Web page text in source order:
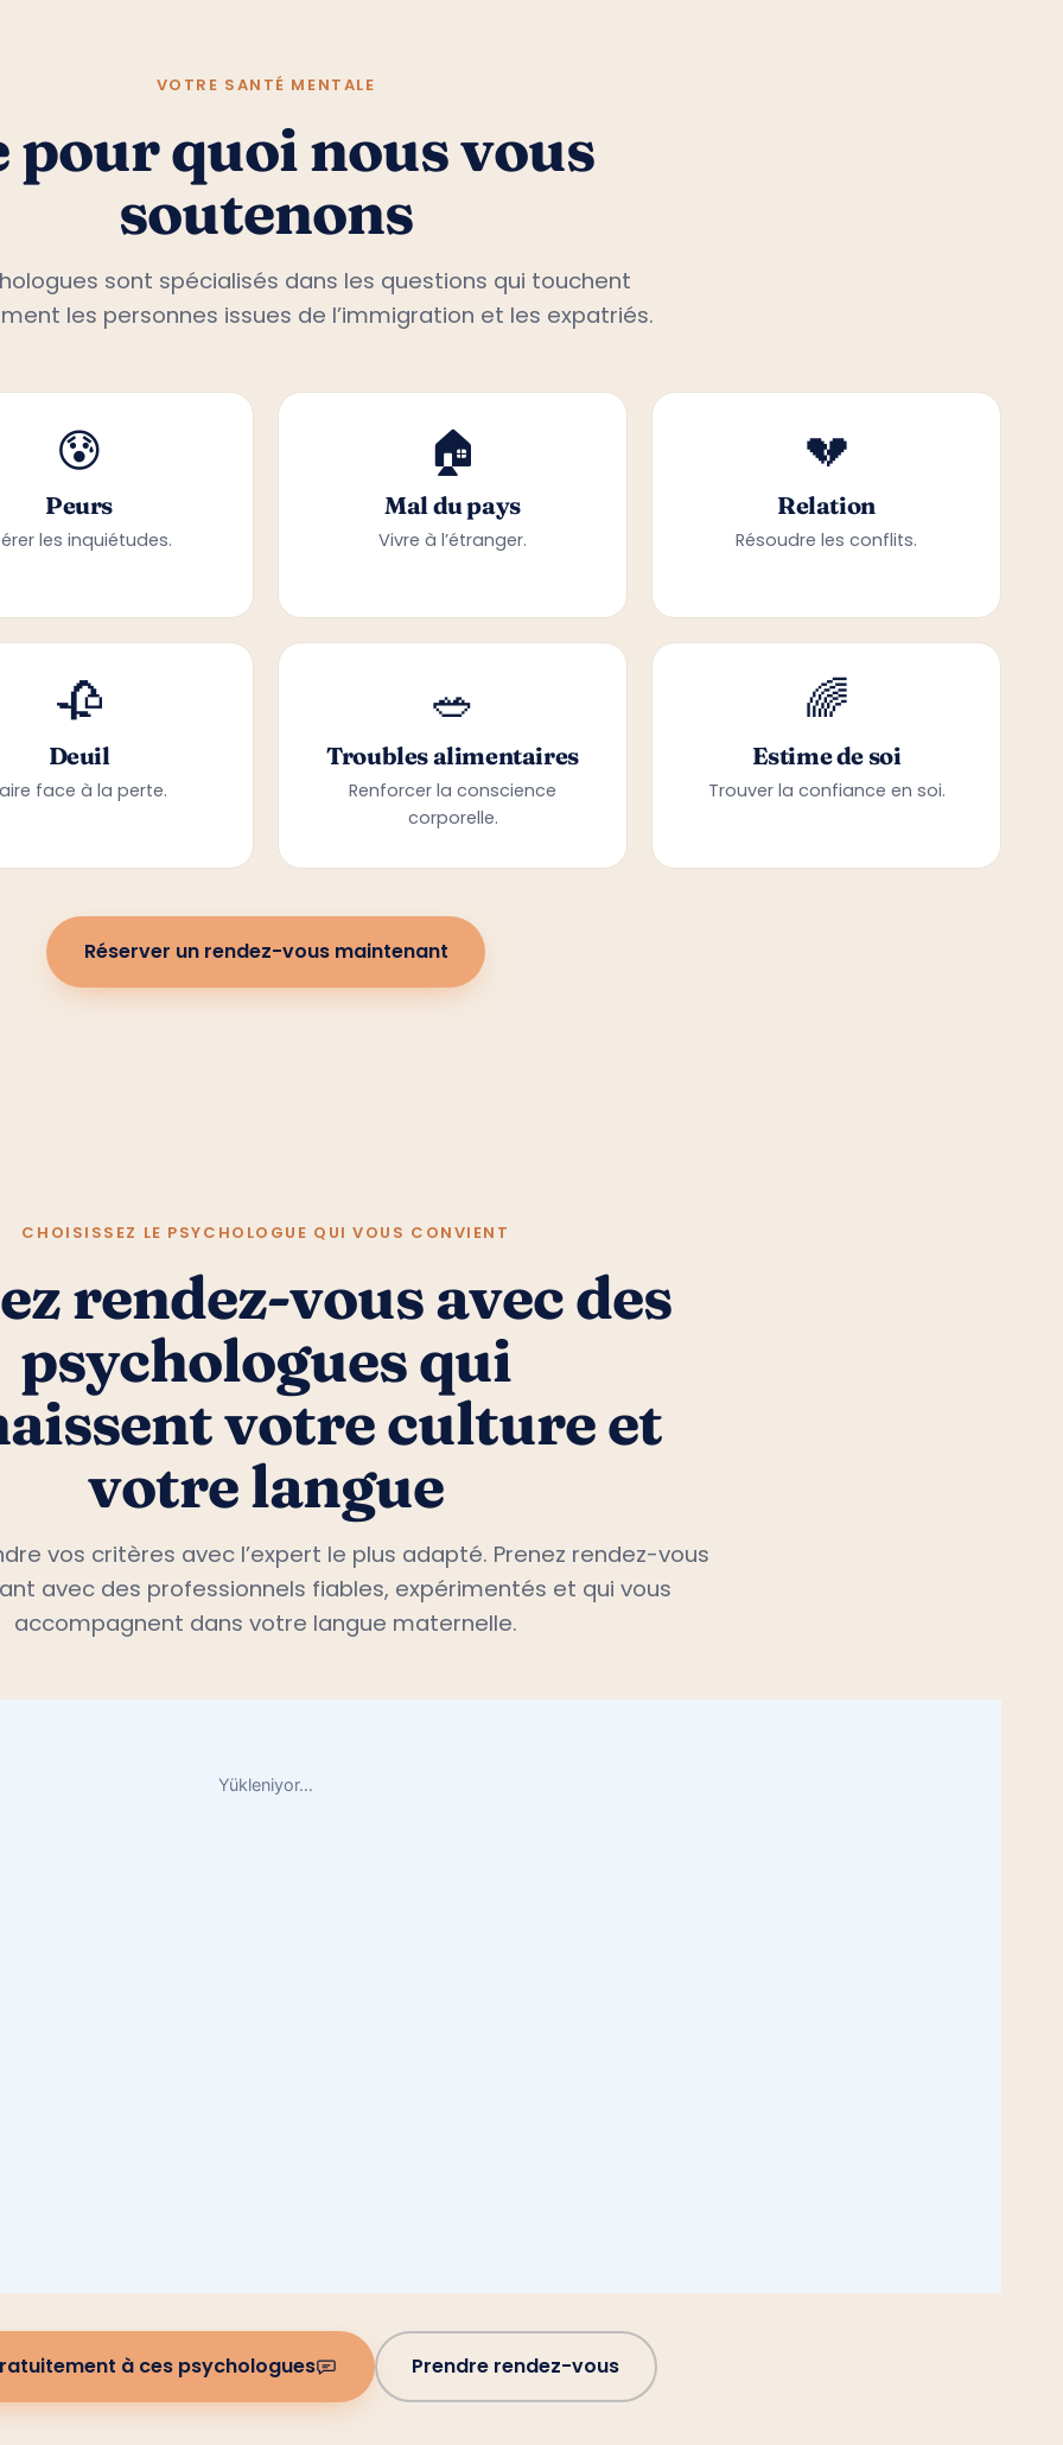
pour quoi nous vous
soutenons
sont spécialisés dans les questions qui touchent
😰
Peurs
🏠
Mal du pays
💔
Relation
🥀
Deuil
🥗
Troubles alimentaires
Renforcer la conscience
🌈
Estime de soi
Réserver un rendez-vous maintenant
rendez-vous avec des
psychologues qui
votre culture et
votre langue
vos critères avec l’expert le plus adapté. Prenez rendez-vous
avec des professionnels fiables, expérimentés et qui vous
à ces psychologues Prendre rendez-vous